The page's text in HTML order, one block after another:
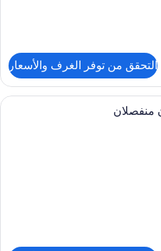
التحقق من توفر الغرف والأسعار
ميني بار ومكتب ومساحة عمل للكمبيوتر
منفصلان